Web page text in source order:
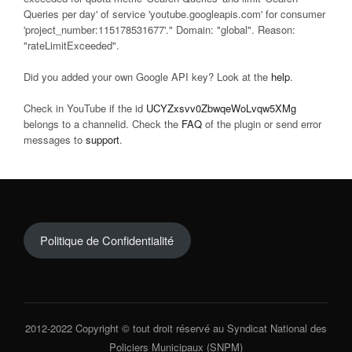
Queries per day' of service 'youtube.googleapis.com' for consumer
'project_number:115178531677'." Domain: "global". Reason:
"rateLimitExceeded".
Did you added your own Google API key? Look at the help.
Check in YouTube if the id UCYZxsvv0ZbwqeWoLvqw5XMg
belongs to a channelid. Check the FAQ of the plugin or send error
messages to support.
Politique de Confidentialité
2012-2022 Copyright © tout droit réservé au Syndicat National des
Policiers Municipaux (SNPM)